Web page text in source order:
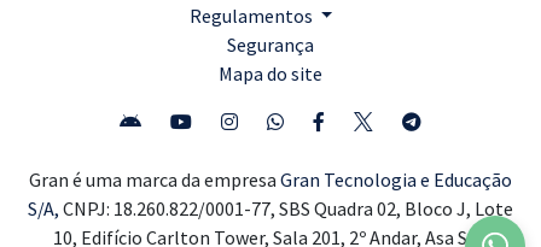
Regulamentos
Segurança
Mapa do site
Gran é uma marca da empresa Gran Tecnologia e Educação
S/A, CNPJ: 18.260.822/0001-77, SBS Quadra 02, Bloco J, Lote
10, Edifício Carlton Tower, Sala 201, 2º Andar, Asa Sul,